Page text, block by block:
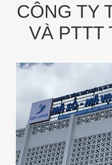
CÔNG TY
VÀ PTTT